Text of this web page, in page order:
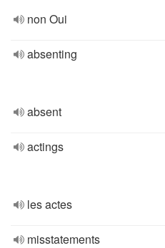
non Oui
absenting
absent
actings
les actes
misstatements